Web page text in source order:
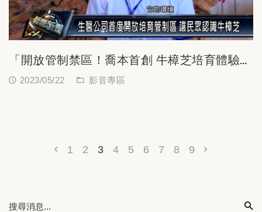
「開放管制禁區！喬本首創 牛樟芝培育體驗館
秘境參觀」新聞
2023/05/22 影音專區
1 2 3 4 5 6 7 8 9